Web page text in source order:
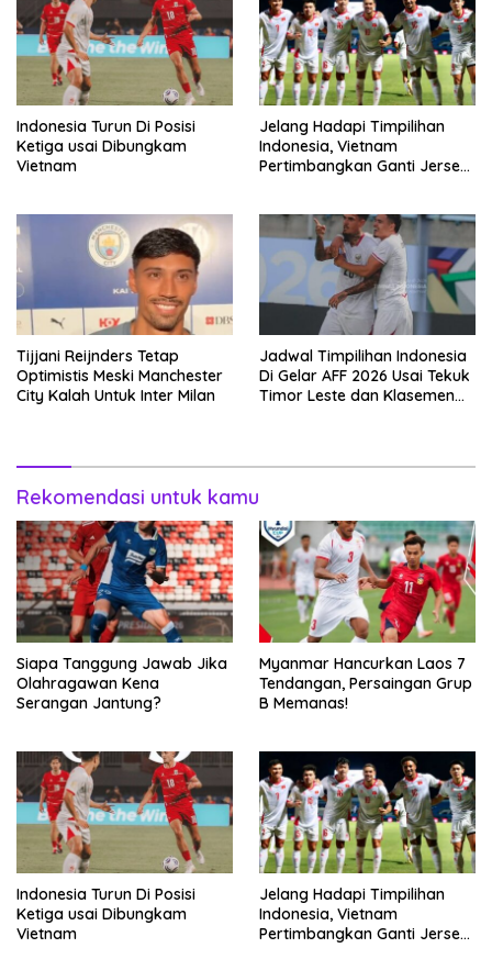
Indonesia Turun Di Posisi
Ketiga usai Dibungkam
Vietnam
Jelang Hadapi Timpilihan
Indonesia, Vietnam
Pertimbangkan Ganti Jersey
Tijjani Reijnders Tetap
Optimistis Meski Manchester
City Kalah Untuk Inter Milan
Jadwal Timpilihan Indonesia
Di Gelar AFF 2026 Usai Tekuk
Timor Leste dan Klasemen
Rekomendasi untuk kamu
Siapa Tanggung Jawab Jika
Olahragawan Kena
Serangan Jantung?
Myanmar Hancurkan Laos 7
Tendangan, Persaingan Grup
B Memanas!
Indonesia Turun Di Posisi
Ketiga usai Dibungkam
Vietnam
Jelang Hadapi Timpilihan
Indonesia, Vietnam
Pertimbangkan Ganti Jersey